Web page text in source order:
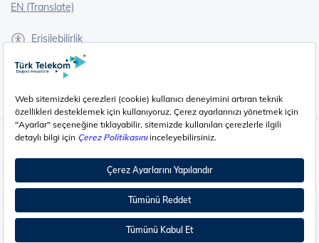
EN (Translate)
Erişilebilirlik
İşaret Dili Çevirisi
Çerez Ayarları